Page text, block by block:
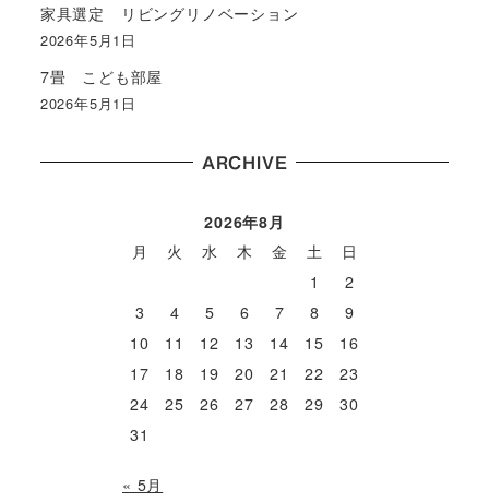
家具選定 リビングリノベーション
2026年5月1日
7畳 こども部屋
2026年5月1日
ARCHIVE
2026年8月
月
火 水 木 金 土
日
1
2
3
4 5 6 7 8
9
10
11 12 13 14 15
16
17
18 19 20 21 22
23
24
25 26 27 28 29
30
31
« 5月